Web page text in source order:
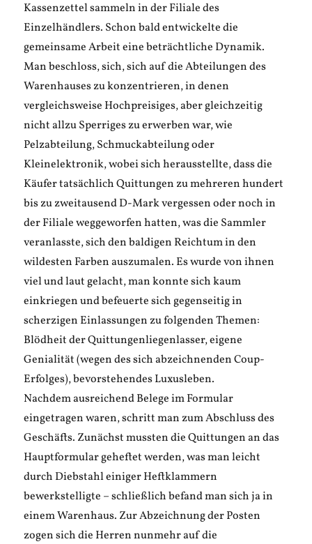
Kassenzettel sammeln in der Filiale des
Einzelhändlers. Schon bald entwickelte die
gemeinsame Arbeit eine beträchtliche Dynamik.
Man beschloss, sich, sich auf die Abteilungen des
Warenhauses zu konzentrieren, in denen
vergleichsweise Hochpreisiges, aber gleichzeitig
nicht allzu Sperriges zu erwerben war, wie
Pelzabteilung, Schmuckabteilung oder
Kleinelektronik, wobei sich herausstellte, dass die
Käufer tatsächlich Quittungen zu mehreren hundert
bis zu zweitausend D-Mark vergessen oder noch in
der Filiale weggeworfen hatten, was die Sammler
veranlasste, sich den baldigen Reichtum in den
wildesten Farben auszumalen. Es wurde von ihnen
viel und laut gelacht, man konnte sich kaum
einkriegen und befeuerte sich gegenseitig in
scherzigen Einlassungen zu folgenden Themen:
Blödheit der Quittungenliegenlasser, eigene
Genialität (wegen des sich abzeichnenden Coup-
Erfolges), bevorstehendes Luxusleben.
Nachdem ausreichend Belege im Formular
eingetragen waren, schritt man zum Abschluss des
Geschäfts. Zunächst mussten die Quittungen an das
Hauptformular geheftet werden, was man leicht
durch Diebstahl einiger Heftklammern
bewerkstelligte – schließlich befand man sich ja in
einem Warenhaus. Zur Abzeichnung der Posten
zogen sich die Herren nunmehr auf die